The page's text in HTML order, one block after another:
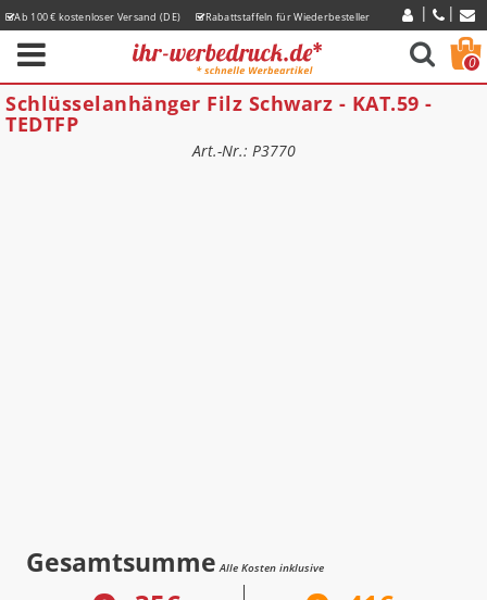
Ab 100 € kostenloser Versand (DE)
Rabattstaffeln für Wiederbesteller
0
Schlüsselanhänger Filz Schwarz - KAT.59 -
TEDTFP
Art.-Nr.: P3770
Gesamtsumme Alle Kosten inklusive